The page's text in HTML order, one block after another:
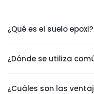
¿Qué es el suelo epoxi?
¿Dónde se utiliza
¿Cuáles son las